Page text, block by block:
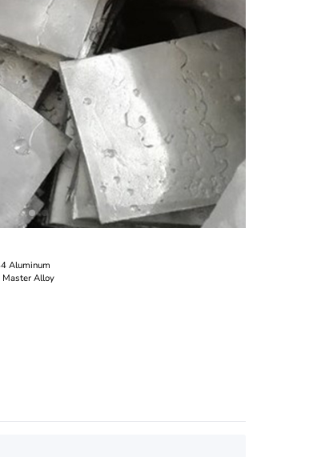
Русский
한국어
Português
العربية
Nederland
Polska
Sverige
भारत